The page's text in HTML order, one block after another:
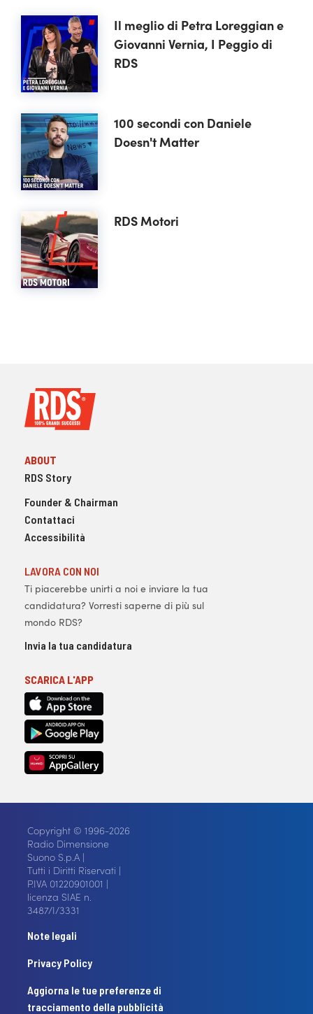
Il meglio di Petra Loreggian e
Giovanni Vernia, I Peggio di
RDS
100 secondi con Daniele
Doesn't Matter
RDS Motori
ABOUT
RDS Story
Founder & Chairman
Contattaci
Accessibilità
LAVORA CON NOI
Ti piacerebbe unirti a noi e inviare la tua
candidatura? Vorresti saperne di più sul
mondo RDS?
Invia la tua candidatura
SCARICA L'APP
Copyright © 1996-2026
Radio Dimensione
Suono S.p.A |
Tutti i Diritti Riservati |
P.IVA 01220901001 |
licenza SIAE n.
3487/I/3331
Note legali
Privacy Policy
Aggiorna le tue preferenze di
tracciamento della pubblicità